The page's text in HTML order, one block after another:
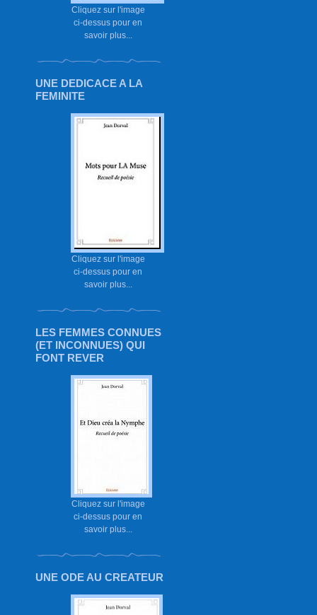
Cliquez sur l'image
ci-dessus pour en
savoir plus...
UNE DEDICACE A LA
FEMINITE
Cliquez sur l'image
ci-dessus pour en
savoir plus...
LES FEMMES CONNUES
(ET INCONNUES) QUI
FONT REVER
Cliquez sur l'image
ci-dessus pour en
savoir plus...
UNE ODE AU CREATEUR